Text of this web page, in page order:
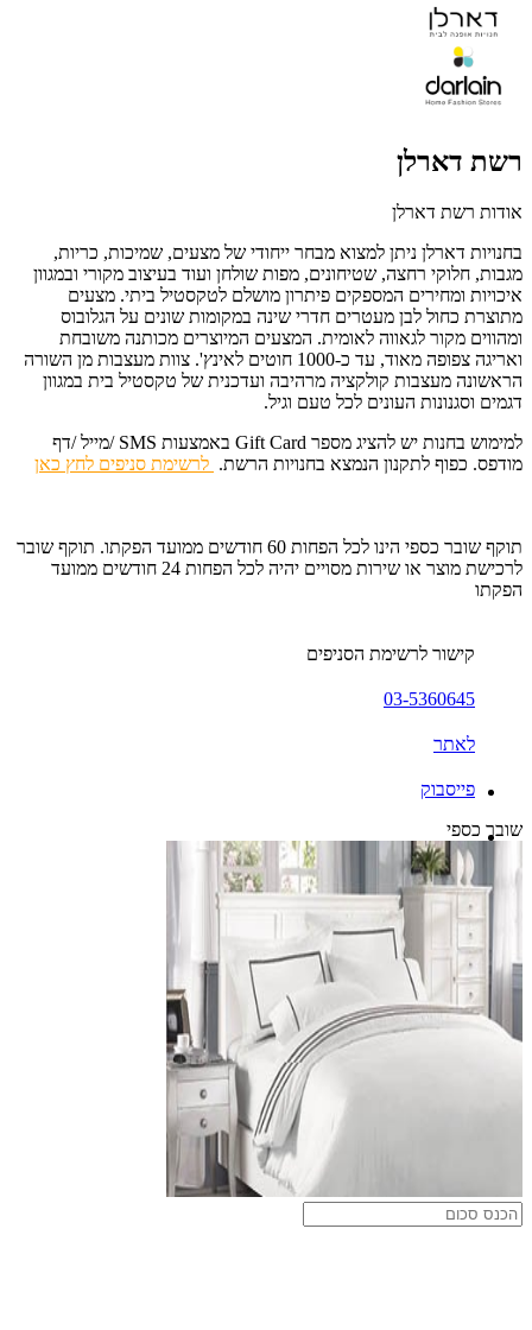
רשת דארלן
אודות רשת דארלן
בחנויות דארלן ניתן למצוא מבחר ייחודי של מצעים, שמיכות, כריות,
מגבות, חלוקי רחצה, שטיחונים, מפות שולחן ועוד בעיצוב מקורי ובמגוון
איכויות ומחירים המספקים פיתרון מושלם לטקסטיל ביתי. מצעים
מתוצרת כחול לבן מעטרים חדרי שינה במקומות שונים על הגלובוס
ומהווים מקור לגאווה לאומית. המצעים המיוצרים מכותנה משובחת
ואריגה צפופה מאוד, עד כ-1000 חוטים לאינץ'. צוות מעצבות מן השורה
הראשונה מעצבות קולקציה מרהיבה ועדכנית של טקסטיל בית במגוון
דגמים וסגנונות העונים לכל טעם וגיל.
למימוש בחנות יש להציג מספר Gift Card באמצעות SMS /מייל /דף
מודפס. כפוף לתקנון הנמצא בחנויות הרשת. לרשימת סניפים לחץ כאן
תוקף שובר כספי הינו לכל הפחות 60 חודשים ממועד הפקתו. תוקף שובר
לרכישת מוצר או שירות מסויים יהיה לכל הפחות 24 חודשים ממועד
הפקתו
קישור לרשימת הסניפים
03-5360645
לאתר
פייסבוק
שובר כספי